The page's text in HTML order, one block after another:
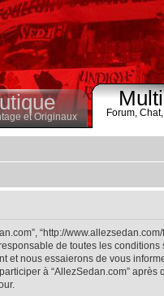
et Originaux Forum, Chat,
“http://
de toutes les
et nous essaierons de vous
à “AllezSedan.com”